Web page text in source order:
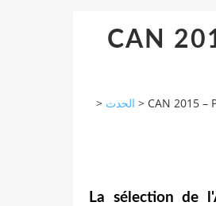
CAN
> الحدث > CAN 2015
La sélection de